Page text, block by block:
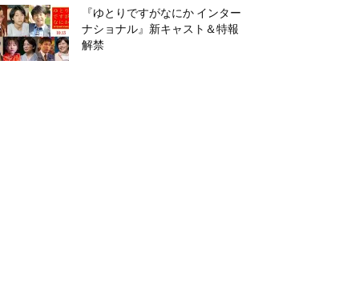
『ゆとりですがなにか インター
ナショナル』新キャスト＆特報
解禁